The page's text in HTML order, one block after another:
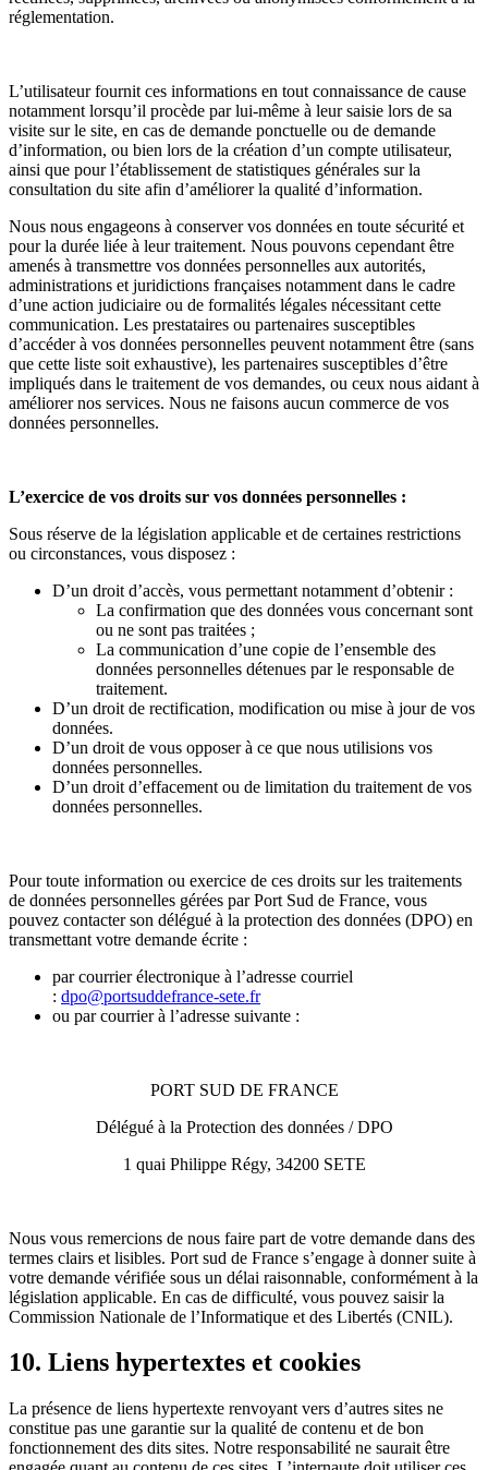
réglementation.
L’utilisateur fournit ces informations en tout connaissance de cause
notamment lorsqu’il procède par lui-même à leur saisie lors de sa
visite sur le site, en cas de demande ponctuelle ou de demande
d’information, ou bien lors de la création d’un compte utilisateur,
ainsi que pour l’établissement de statistiques générales sur la
consultation du site afin d’améliorer la qualité d’information.
Nous nous engageons à conserver vos données en toute sécurité et
pour la durée liée à leur traitement. Nous pouvons cependant être
amenés à transmettre vos données personnelles aux autorités,
administrations et juridictions françaises notamment dans le cadre
d’une action judiciaire ou de formalités légales nécessitant cette
communication. Les prestataires ou partenaires susceptibles
d’accéder à vos données personnelles peuvent notamment être (sans
que cette liste soit exhaustive), les partenaires susceptibles d’être
impliqués dans le traitement de vos demandes, ou ceux nous aidant à
améliorer nos services. Nous ne faisons aucun commerce de vos
données personnelles.
L’exercice de vos droits sur vos données personnelles :
Sous réserve de la législation applicable et de certaines restrictions
ou circonstances, vous disposez :
D’un droit d’accès, vous permettant notamment d’obtenir :
La confirmation que des données vous concernant sont
ou ne sont pas traitées ;
La communication d’une copie de l’ensemble des
données personnelles détenues par le responsable de
traitement.
D’un droit de rectification, modification ou mise à jour de vos
données.
D’un droit de vous opposer à ce que nous utilisions vos
données personnelles.
D’un droit d’effacement ou de limitation du traitement de vos
données personnelles.
Pour toute information ou exercice de ces droits sur les traitements
de données personnelles gérées par Port Sud de France, vous
pouvez contacter son délégué à la protection des données (DPO) en
transmettant votre demande écrite :
par courrier électronique à l’adresse courriel
: dpo@portsuddefrance-sete.fr
ou par courrier à l’adresse suivante :
PORT SUD DE FRANCE
Délégué à la Protection des données / DPO
1 quai Philippe Régy, 34200 SETE
Nous vous remercions de nous faire part de votre demande dans des
termes clairs et lisibles. Port sud de France s’engage à donner suite à
votre demande vérifiée sous un délai raisonnable, conformément à la
législation applicable. En cas de difficulté, vous pouvez saisir la
Commission Nationale de l’Informatique et des Libertés (CNIL).
10. Liens hypertextes et cookies
La présence de liens hypertexte renvoyant vers d’autres sites ne
constitue pas une garantie sur la qualité de contenu et de bon
fonctionnement des dits sites. Notre responsabilité ne saurait être